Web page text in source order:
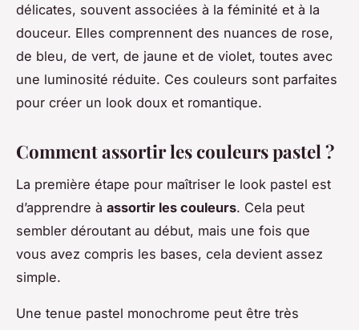
délicates, souvent associées à la féminité et à la
douceur. Elles comprennent des nuances de rose,
de bleu, de vert, de jaune et de violet, toutes avec
une luminosité réduite. Ces couleurs sont parfaites
pour créer un look doux et romantique.
Comment assortir les couleurs pastel ?
La première étape pour maîtriser le look pastel est
d’apprendre à assortir les couleurs. Cela peut
sembler déroutant au début, mais une fois que
vous avez compris les bases, cela devient assez
simple.
Une tenue pastel monochrome peut être très